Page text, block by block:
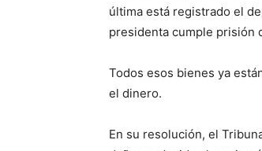
última está registrado el
presidenta cumple prisión
Todos esos bienes ya
el dinero.
En su resolución, el